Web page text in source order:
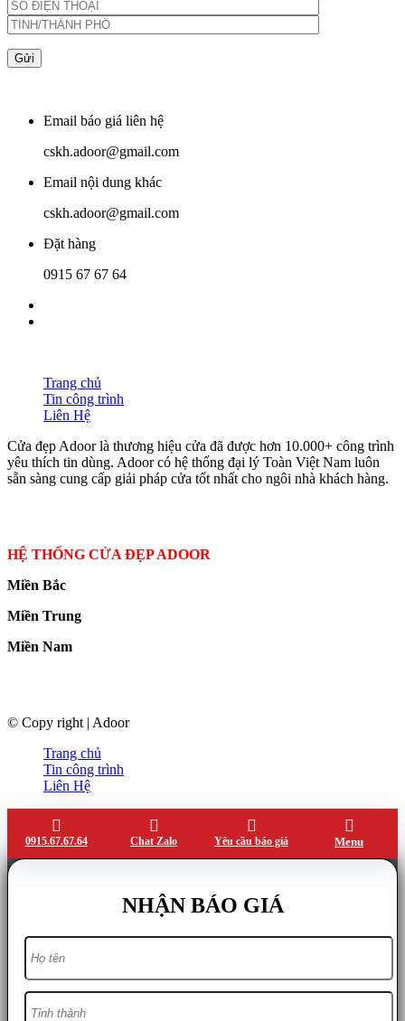
Email báo giá liên hệ
cskh.adoor@gmail.com
Email nội dung khác
cskh.adoor@gmail.com
Đặt hàng
0915 67 67 64
Trang chủ
Tin công trình
Liên Hệ
Cửa đẹp Adoor là thương hiệu cửa đã được hơn 10.000+ công trình
yêu thích tin dùng. Adoor có hệ thống đại lý Toàn Việt Nam luôn
sẵn sàng cung cấp giải pháp cửa tốt nhất cho ngôi nhà khách hàng.
HỆ THỐNG CỬA ĐẸP ADOOR
Miền Bắc
Miền Trung
Miền Nam
© Copy right | Adoor
Trang chủ
Tin công trình
Liên Hệ
0915.67.67.64 Chat Zalo Yêu cầu báo giá Menu
NHẬN BÁO GIÁ